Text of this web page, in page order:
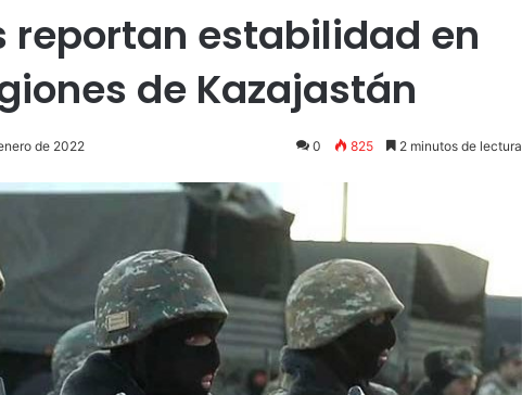
reportan estabilidad en
de Kazajastán
de 2022 0 825 2 minutos de lectura